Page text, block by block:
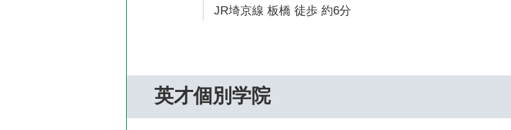
JR埼京線 板橋 徒歩 約6分
英才個別学院